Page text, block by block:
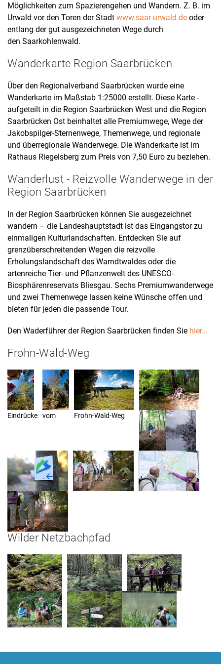
Möglichkeiten zum Spazierengehen und Wandern. Z. B. im
Urwald vor den Toren der Stadt www.saar-urwald.de oder
entlang der gut ausgezeichneten Wege durch
den Saarkohlenwald.
Wanderkarte Region Saarbrücken
Über den Regionalverband Saarbrücken wurde eine
Wanderkarte im Maßstab 1:25000 erstellt. Diese Karte -
aufgeteilt in die Region Saarbrücken West und die Region
Saarbrücken Ost beinhaltet alle Premiumwege, Wege der
Jakobspilger-Sternenwege, Themenwege, und regionale
und überregionale Wanderwege. Die Wanderkarte ist im
Rathaus Riegelsberg zum Preis von 7,50 Euro zu beziehen.
Wanderlust - Reizvolle Wanderwege in der
Region Saarbrücken
In der Region Saarbrücken können Sie ausgezeichnet
wandern – die Landeshauptstadt ist das Eingangstor zu
einmaligen Kulturlandschaften. Entdecken Sie auf
grenzüberschreitenden Wegen die reizvolle
Erholungslandschaft des Warndtwaldes oder die
artenreiche Tier- und Pflanzenwelt des UNESCO-
Biosphärenreservats Bliesgau. Sechs Premiumwanderwege
und zwei Themenwege lassen keine Wünsche offen und
bieten für jeden die passende Tour.
Den Waderführer der Region Saarbrücken finden Sie hier...
Frohn-Wald-Weg
Eindrücke vom Frohn-Wald-Weg
Wilder Netzbachpfad
Einverständnis-Optionen des Benutzers
Cookie Laufzeit:
1 Jahr
TERMINLAND
Name:
ASP.NET_SessionId
Anbieter:
Terminland GmbH
Zweck:
Technische Funktion für Terminbestellung
1 Jahr
EXTERNE MEDIEN
Wir verwenden google maps
GOOGLE MAPS
Name:
google_maps
Anbieter:
Einbinden der google-maps-Karte
Cookie Laufzeit:
1 Jahr